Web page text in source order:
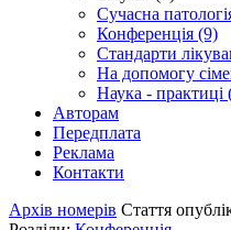
Сучасна
Конференція (9)
Стандарти
На допомогу
Наука - практиці
Авторам
Передплата
Реклама
Контакти
Архів номерів Стаття